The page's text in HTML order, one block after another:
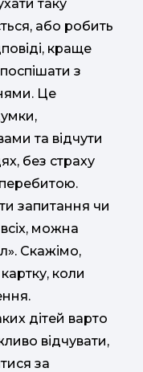
таку
або робить
краще
з
Це
та відчути
без страху
запитання чи
можна
Скажімо,
коли
дітей варто
відчувати,
за